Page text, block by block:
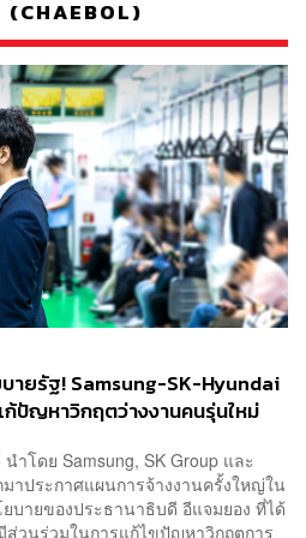
(CHAEBOL)
บายรัฐ! Samsung-SK-Hyundai
ปัญหาวิกฤตว่างงานคนรุ่นใหม่
ำโดย Samsung, SK Group และ
มาประกาศแผนการจ้างงานครั้งใหญ่ใน
บายของประธานาธิบดี อีแจมยอง ที่ได้
ส่วนร่วมในการแก้ไขปัญหาวิกฤตการ